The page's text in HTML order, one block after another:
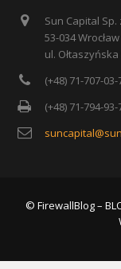
Sun Capital Sp.
53-034 Wrocław
ul.
(+48) 71-707-
(+48) 71-794-93-
© FirewallBlog –